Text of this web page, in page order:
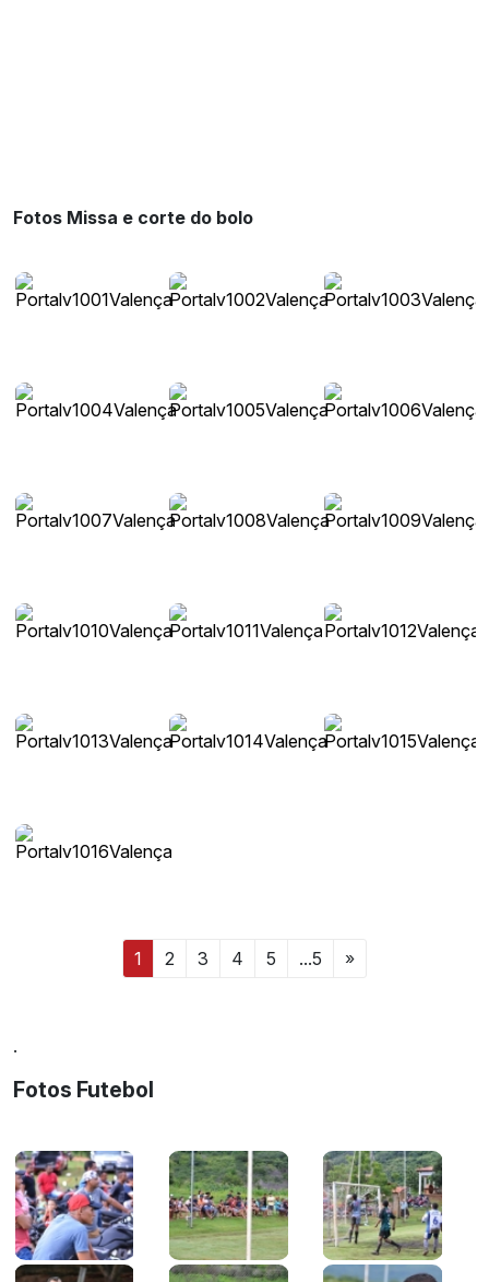
Fotos Missa e corte do bolo
1 2 3 4 5 ...5 »
.
Fotos Futebol